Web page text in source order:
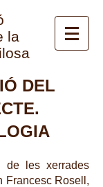
la
DEL
de les xerrades
Francesc Rosell,